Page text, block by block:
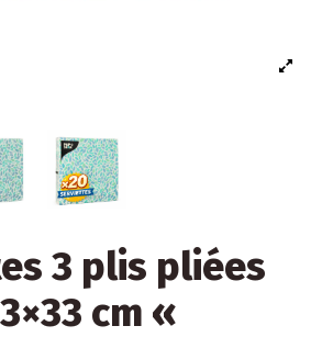
3 plis pliées
cm «